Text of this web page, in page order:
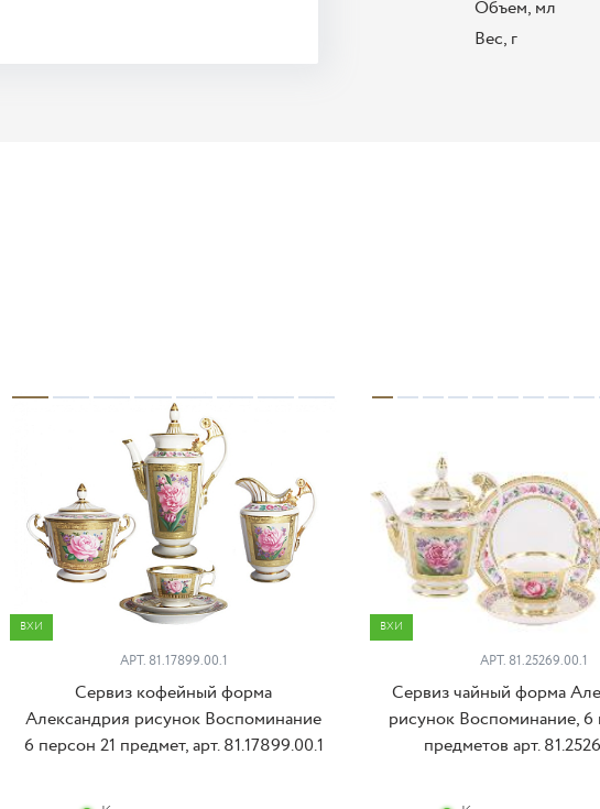
Объем, мл
Вес, г
ВХИ
АРТ. 81.17899.00.1
Сервиз кофейный форма
Александрия рисунок Воспоминание
6 персон 21 предмет, арт. 81.17899.00.1
ВХИ
АРТ. 81.25269.00.1
Сервиз чайный форма
рисунок Воспоминание, 6
предметов арт.